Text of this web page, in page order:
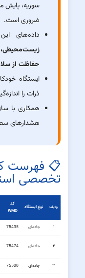
سوریه، پایش
ضروری است.
داده‌های
حفاظت از
ایستگاه
ذرات را
همکاری با
هشدارهای
📋 فهرست
تخصصی
ردیف نوع ایستگاه
کد
WMO
۱ جاده‌ای 75435
۲ جاده‌ای 75474
۳ جاده‌ای 75500